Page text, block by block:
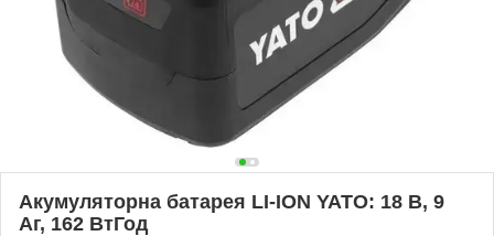
Акумуляторна батарея LI-ION YATO: 18 В, 9
Aг, 162 ВтГод